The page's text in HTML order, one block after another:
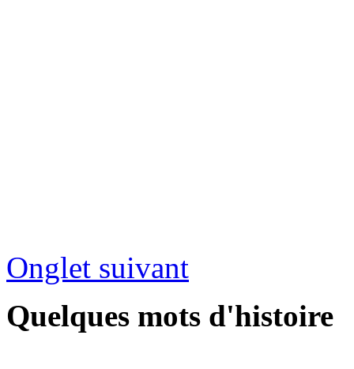
Onglet suivant
Quelques mots d'histoire